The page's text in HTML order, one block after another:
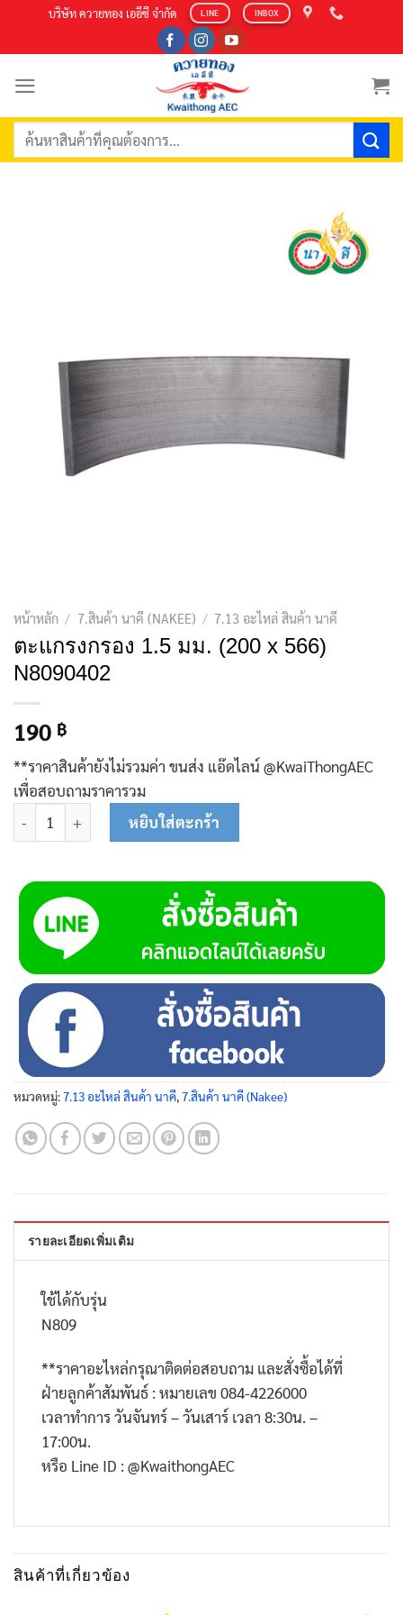
content
บริษัท ควายทอง เออีซี จำกัด LINE INBOX
ค้นหา:
หน้าหลัก / 7.สินค้า นาคี (NAKEE) / 7.13 อะไหล่ สินค้า นาคี
ตะแกรงกรอง 1.5 มม. (200 x 566)
N8090402
190 ฿
**ราคาสินค้ายังไม่รวมค่า ขนส่ง แอ๊ดไลน์ @KwaiThongAEC
เพื่อสอบถามราคารวม
จำนวน ตะแกรงกรอง 1.5 มม. (200 x 566) N8090402 ชิ้น
หยิบใส่ตะกร้า
หมวดหมู่:7.13 อะไหล่ สินค้า นาคี 7.สินค้า นาคี (Nakee)
รายละเอียดเพิ่มเติม
ใช้ได้กับรุ่น
N809
**ราคาอะไหล่กรุณาติดต่อสอบถาม และสั่งซื้อได้ที่
ฝ่ายลูกค้าสัมพันธ์ : หมายเลข 084-4226000
เวลาทำการ วันจันทร์ – วันเสาร์ เวลา 8:30น. –
17:00น.
หรือ Line ID : @KwaithongAEC
สินค้าที่เกี่ยวข้อง